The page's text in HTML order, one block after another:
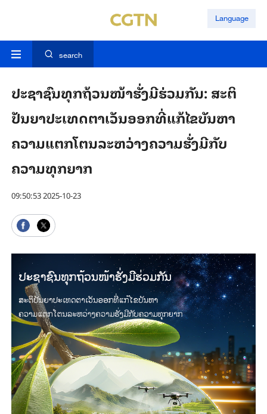
Language
search
ປະຊາຊົນທຸກຖ້ວນໜ້າຮັ່ງມີຮ່ວມກັນ: ສະຕິ
ປັນຍາປະເທດຕາເວັນອອກທີ່ແກ້ໄຂບັນຫາ
ຄວາມແຕກໂຕນລະຫວ່າງຄວາມຮັ່ງມີກັບ
ຄວາມທຸກຍາກ
09:50:53 2025-10-23